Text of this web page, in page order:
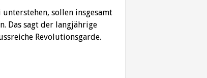
sollen insgesamt
Das sagt der langjährige
Revolutionsgarde.